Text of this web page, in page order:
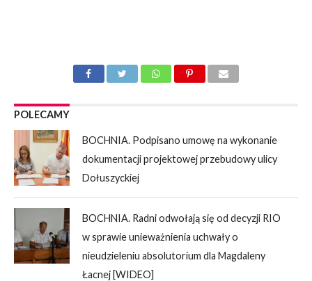
POLECAMY
BOCHNIA. Podpisano umowę na wykonanie
dokumentacji projektowej przebudowy ulicy
Dołuszyckiej
BOCHNIA. Radni odwołają się od decyzji RIO
w sprawie unieważnienia uchwały o
nieudzieleniu absolutorium dla Magdaleny
Łacnej [WIDEO]